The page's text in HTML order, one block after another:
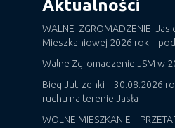
Aktualności
WALNE ZGROMADZENIE
Mieszkaniowej 2026 rok –
Walne Zgromadzenie JSM w
Bieg Jutrzenki – 30.08.2026
ruchu na terenie Jasła
WOLNE MIESZKANIE –